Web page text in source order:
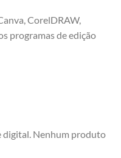
CorelDRAW,
programas de edição
digital. Nenhum produto